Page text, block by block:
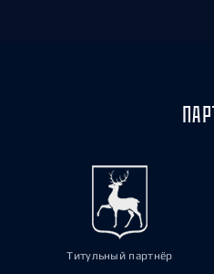
Титульный партнёр